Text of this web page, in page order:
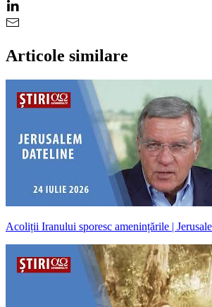
Articole similare
Acoliții Iranului sporesc amenințările |